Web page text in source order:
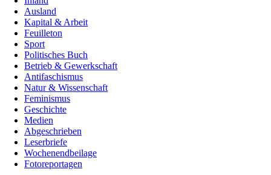
Ausland
Kapital & Arbeit
Feuilleton
Sport
Politisches Buch
Betrieb & Gewerkschaft
Antifaschismus
Natur & Wissenschaft
Feminismus
Geschichte
Medien
Abgeschrieben
Leserbriefe
Wochenendbeilage
Fotoreportagen